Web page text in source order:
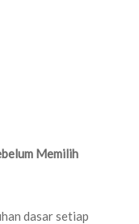
Memilih
dasar setiap